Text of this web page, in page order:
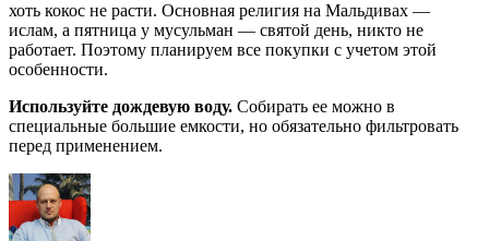
хоть кокос не расти. Основная религия на Мальдивах —
ислам, а пятница у мусульман — святой день, никто не
работает. Поэтому планируем все покупки с учетом этой
особенности.
Используйте дождевую воду. Собирать ее можно в
специальные большие емкости, но обязательно фильтровать
перед применением.